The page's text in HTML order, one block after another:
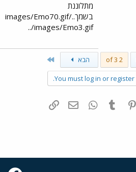
מתלוננת
בשמך../images/Emo70.gif
../images/Emo3.gif
2 of 3 הבא
You must log in or
Pinterest
Tumblr
WhatsAppדואר אלקטרוני